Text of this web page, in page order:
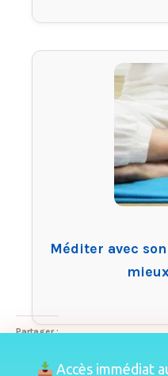
Méditer avec
Accès immédiat
Partager :